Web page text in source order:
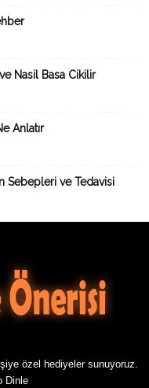
Nasil Basa Cikilir
Anlatır
Sebepleri ve Tedavisi
özel hediyeler sunuyoruz.
Dinle